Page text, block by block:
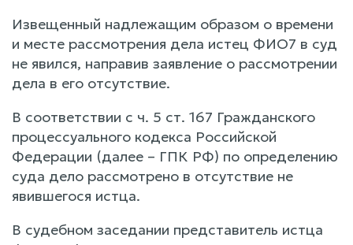
Извещенный надлежащим образом о времени
и месте рассмотрения дела истец ФИО7 в суд
не явился, направив заявление о рассмотрении
дела в его отсутствие.
В соответствии с ч. 5 ст. 167 Гражданского
процессуального кодекса Российской
Федерации (далее – ГПК РФ) по определению
суда дело рассмотрено в отсутствие не
явившегося истца.
В судебном заседании представитель истца